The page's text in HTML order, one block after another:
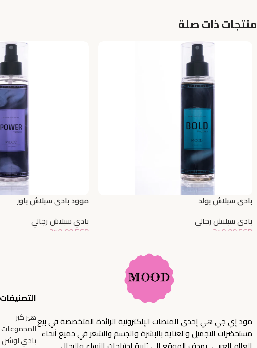
منتجات ذات صلة
بادي سبلاش بولد
بادي سبلاش رجالي
250,00EGP
موود بادي سبلاش باور
بادي سبلاش رجالي
250,00EGP
مود إي جي هي إحدى المنصات الإلكترونية الرائدة المتخصصة في بيع
مستحضرات التجميل والعناية بالبشرة والجسم والشعر في جميع أنحاء
التصنيفات
هير كير
المجموعات
بادي لوشن